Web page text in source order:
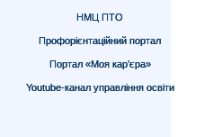
НМЦ ПТО
Профорієнтаційний портал
Портал «Моя кар’єра»
Youtube-канал управління освіти